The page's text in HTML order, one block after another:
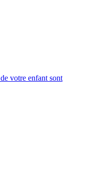
votre enfant sont